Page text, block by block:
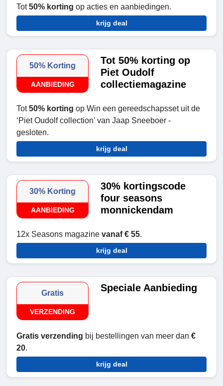
Tot50% korting op acties en aanbiedingen.
krijg deal
50% Korting
AANBIEDING
Tot 50% korting op
Piet Oudolf
collectiemagazine
Tot50% korting op Win een gereedschapsset uit de
‘Piet Oudolf collection’ van Jaap Sneeboer -
gesloten.
krijg deal
30% Korting
AANBIEDING
30% kortingscode
four seasons
monnickendam
12x Seasons magazine vanaf € 55.
krijg deal
Gratis
VERZENDING
Speciale Aanbieding
Gratis verzending bij bestellingen van meer dan €
20.
krijg deal